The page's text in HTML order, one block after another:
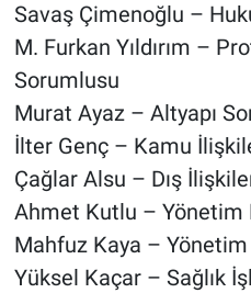
Savaş Çimenoğlu –
M. Furkan Yıldırım –
Sorumlusu
Murat Ayaz – Altyapı
İlter Genç – Kamu
Çağlar Alsu – Dış
Ahmet Kutlu – Yönetim
Mahfuz Kaya –
Yüksel Kaçar – Sağlık